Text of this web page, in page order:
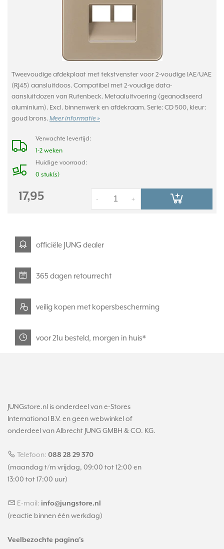
Tweevoudige afdekplaat met tekstvenster voor 2-voudige IAE/UAE
(RJ45) aansluitdoos. Compatibel met 2-voudige data-
aansluitdozen van Rutenbeck. Metaaluitvoering (geanodiseerd
aluminium). Excl. binnenwerk en afdekraam. Serie: CD 500, kleur:
goud brons. Meer informatie »
Verwachte levertijd:
1-2 weken
Huidige voorraad:
0 stuk(s)
17,95 +
-
officiële JUNG dealer
365 dagen retourrecht
veilig kopen met kopersbescherming
voor 21u besteld, morgen in huis*
JUNGstore.nl is onderdeel van e-Stores
International B.V. en geen webwinkel of
onderdeel van Albrecht JUNG GMBH & CO. KG.
Telefoon: 088 28 29 370
(maandag t/m vrijdag, 09:00 tot 12:00 en
13:00 tot 17:00 uur)
E-mail: info@jungstore.nl
(reactie binnen één werkdag)
Veelbezochte pagina's